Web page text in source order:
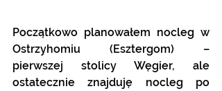
Początkowo planowałem nocleg w
Ostrzyhomiu (Esztergom) –
pierwszej stolicy Węgier, ale
ostatecznie znajduję nocleg po